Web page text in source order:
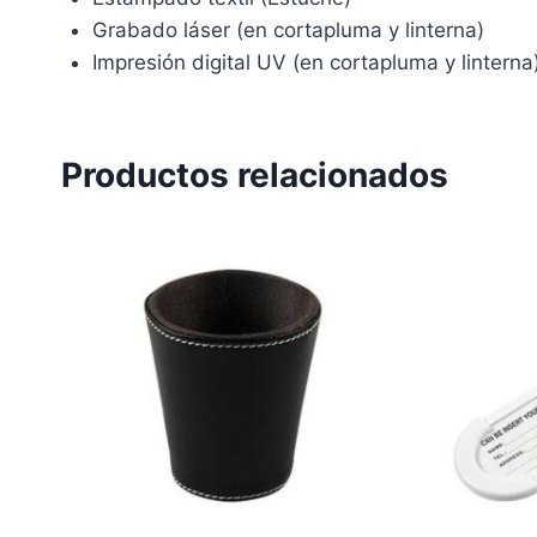
Grabado láser (en cortapluma y linterna)
Impresión digital UV (en cortapluma y
Productos relacionados